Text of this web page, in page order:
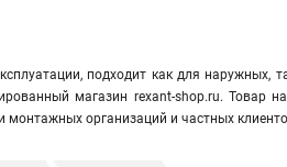
подходит как для
магазин rexant-shop.ru. Товар
монтажных организаций и частных